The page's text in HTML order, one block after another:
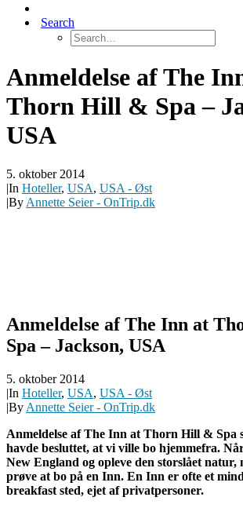
Search
Anmeldelse af The
Thorn Hill & Spa –
USA
5. oktober 2014
|In Hoteller, USA, USA - Øst
|By Annette Seier - OnTrip.dk
Anmeldelse af The Inn at
Spa – Jackson, USA
5. oktober 2014
|In Hoteller, USA, USA - Øst
|By Annette Seier - OnTrip.dk
Anmeldelse af The Inn at Thorn Hill & Spa
havde besluttet, at vi ville bo hjemmefra.
New England og opleve den storslået natur,
prøve at bo på en Inn. En Inn er ofte et
breakfast sted, ejet af privatpersoner.